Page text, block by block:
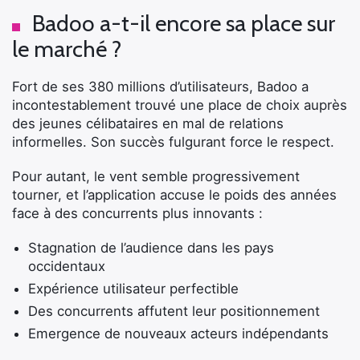
Badoo a-t-il encore sa place sur
le marché ?
Fort de ses 380 millions d’utilisateurs, Badoo a
incontestablement trouvé une place de choix auprès
des jeunes célibataires en mal de relations
informelles. Son succès fulgurant force le respect.
Pour autant, le vent semble progressivement
tourner, et l’application accuse le poids des années
face à des concurrents plus innovants :
Stagnation de l’audience dans les pays
occidentaux
Expérience utilisateur perfectible
Des concurrents affutent leur positionnement
Emergence de nouveaux acteurs indépendants